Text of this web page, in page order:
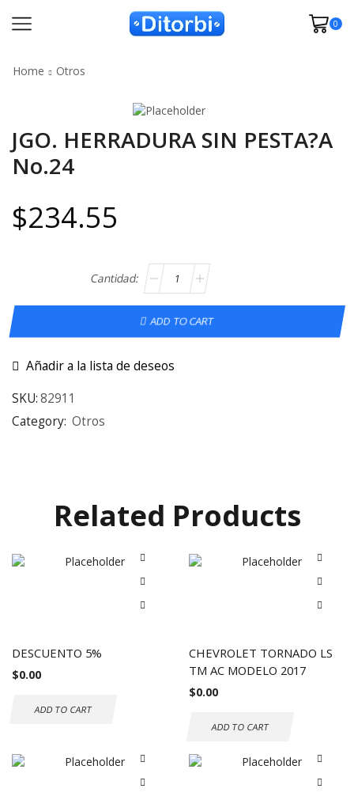
0
Home Otros
JGO. HERRADURA SIN PESTA?A
No.24
$234.55
ADD TO CART
Añadir a la lista de deseos
SKU:82911
Category: Otros
Related Products
DESCUENTO 5%
$0.00
ADD TO CART
CHEVROLET TORNADO LS
TM AC MODELO 2017
$0.00
ADD TO CART